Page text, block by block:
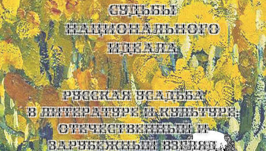
СУДЬБЫ
НАЦИОНАЛЬНОГО
ИДЕАЛА
Русская усадьба
в литературе и культуре:
отечественный и
зарубежный взгляд